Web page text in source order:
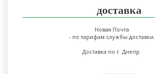
доставка
Новая Почта
- по тарифам службы доставки.
Доставка по г. Днепр.